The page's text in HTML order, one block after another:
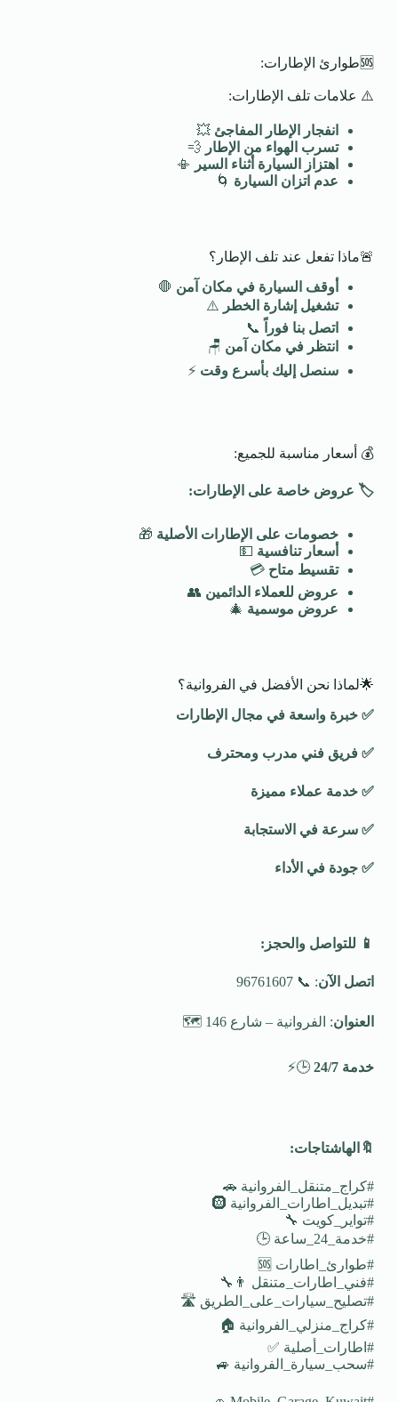
🆘طوارئ الإطارات:
⚠️ علامات تلف الإطارات:
انفجار الإطار المفاجئ 💥
تسرب الهواء من الإطار 💨
اهتزاز السيارة أثناء السير 📳
عدم اتزان السيارة 🌀
🚨ماذا تفعل عند تلف الإطار؟
أوقف السيارة في مكان آمن 🛑
تشغيل إشارة الخطر ⚠️
اتصل بنا فوراً
📞
انتظر في مكان آمن 🪑
سنصل إليك بأسرع وقت ⚡
💰 أسعار مناسبة للجميع:
🏷️ عروض خاصة على الإطارات:
خصومات على الإطارات الأصلية 🎁
أسعار تنافسية 💵
تقسيط متاح 💳
عروض للعملاء الدائمين 👥
عروض موسمية 🎄
🌟لماذا نحن الأفضل في الفروانية؟
✅ خبرة واسعة في مجال الإطارات
✅ فريق فني مدرب ومحترف
✅ خدمة عملاء مميزة
✅ سرعة في الاستجابة
✅ جودة في الأداء
📱 للتواصل والحجز :
اتصل الآن: 📞 96761607
العنوان: الفروانية – شارع 146 🗺️
خدمة 24/7 🕒⚡
🔖 الهاشتاجات:
#كراج_متنقل_الفروانية 🚗
#تبديل_اطارات_الفروانية 🛞
#تواير_كويت 🔧
#خدمة_24_ساعة 🕒
#طوارئ_اطارات 🆘
#فني_اطارات_متنقل 👨‍🔧
#تصليح_سيارات_على_الطريق 🛣️
#كراج_منزلي_الفروانية 🏠
#اطارات_أصلية ✅
#سحب_سيارة_الفروانية 🚙